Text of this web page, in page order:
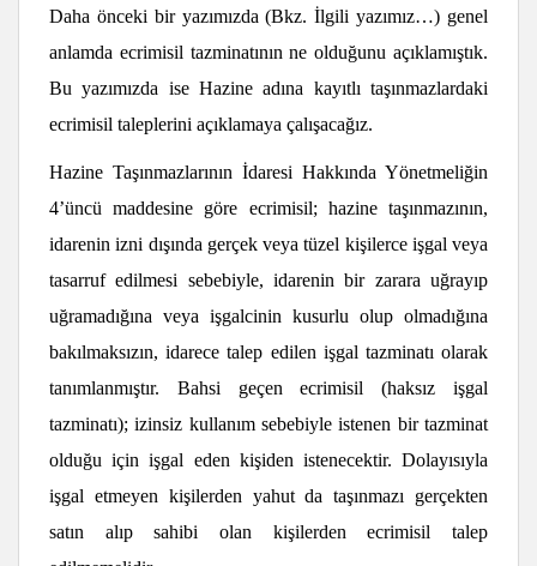
Daha önceki bir yazımızda(Bkz. İlgili yazımız…) genel
anlamda ecrimisil tazminatının ne olduğunu açıklamıştık.
Bu yazımızda ise Hazine adına kayıtlı taşınmazlardaki
ecrimisil taleplerini açıklamaya çalışacağız.
Hazine Taşınmazlarının İdaresi Hakkında Yönetmeliğin
4’üncü maddesine göre ecrimisil; hazine taşınmazının,
idarenin izni dışında gerçek veya tüzel kişilerce işgal veya
tasarruf edilmesi sebebiyle, idarenin bir zarara uğrayıp
uğramadığına veya işgalcinin kusurlu olup olmadığına
bakılmaksızın, idarece talep edilen işgal tazminatı olarak
tanımlanmıştır. Bahsi geçen ecrimisil (haksız işgal
tazminatı); izinsiz kullanım sebebiyle istenen bir tazminat
olduğu için işgal eden kişiden istenecektir. Dolayısıyla
işgal etmeyen kişilerden yahut da taşınmazı gerçekten
satın alıp sahibi olan kişilerden ecrimisil talep